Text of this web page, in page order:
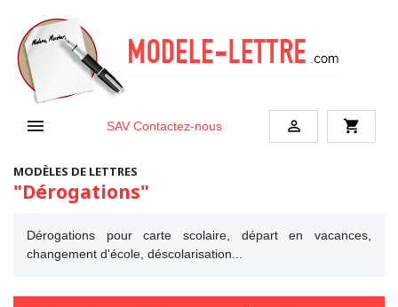
 SAV Contactez-nous  shopping_cart
MODÈLES DE LETTRES
"Dérogations"
Dérogations pour carte scolaire, départ en vacances,
changement d'école, déscolarisation...